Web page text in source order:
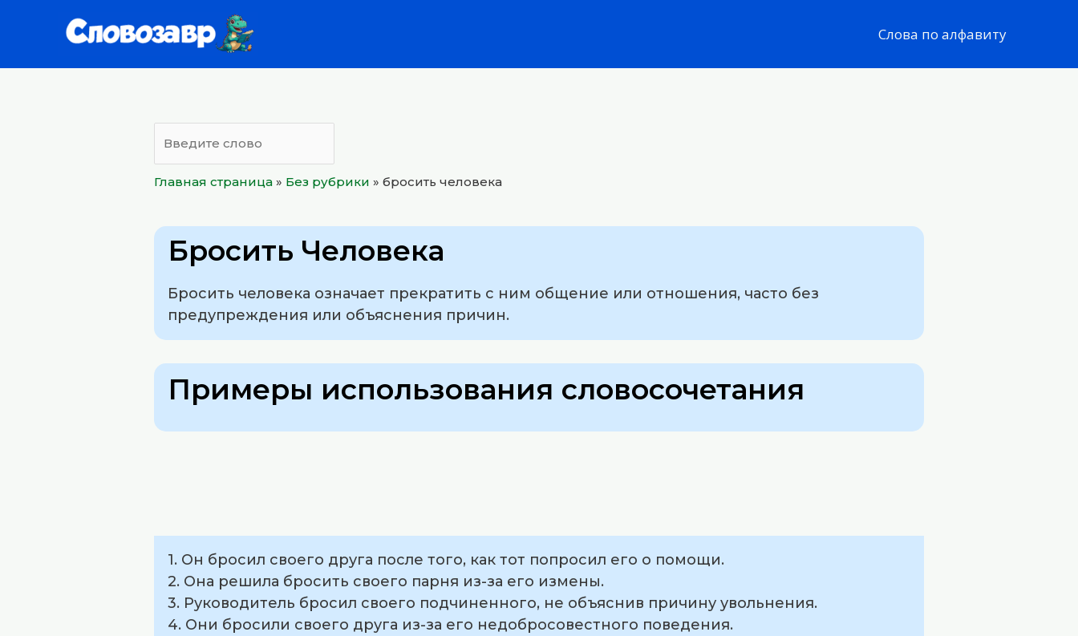
Слова по алфавиту
Главная страница » Без рубрики » бросить человека
Бросить Человека
Бросить человека означает прекратить с ним общение или отношения, часто без
предупреждения или объяснения причин.
Примеры использования словосочетания
1. Он бросил своего друга после того, как тот попросил его о помощи.
2. Она решила бросить своего парня из-за его измены.
3. Руководитель бросил своего подчиненного, не объяснив причину увольнения.
4. Они бросили своего друга из-за его недобросовестного поведения.